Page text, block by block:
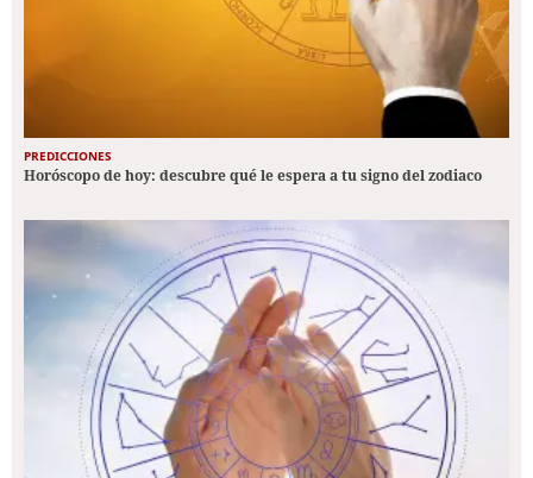
PREDICCIONES
Horóscopo de hoy: descubre qué le espera a tu signo del zodiaco